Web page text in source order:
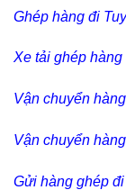
Ghép hàng đi
Xe tải ghép
Vận chuyển
Vận chuyển
Gửi hàng ghép